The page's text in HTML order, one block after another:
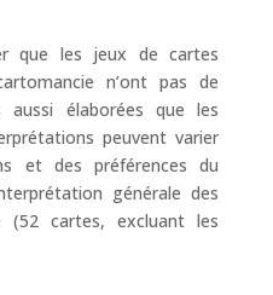
que les jeux de cartes
n’ont pas de
aussi élaborées que les
peuvent varier
et des préférences du
générale des
(52 cartes, excluant les